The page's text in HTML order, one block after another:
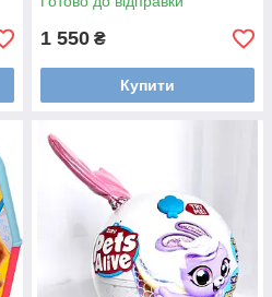
Talking Bird Rosie
1 550 ₴
Купити